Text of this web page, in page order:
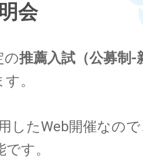
会
の推薦入試（公募制-
。
したWeb開催なの
す。